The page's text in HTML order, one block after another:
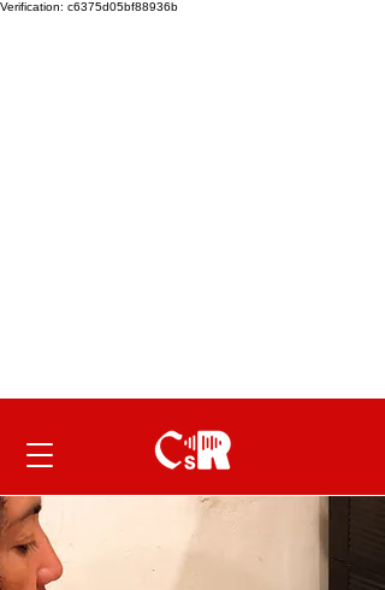
Verification: c6375d05bf88936b